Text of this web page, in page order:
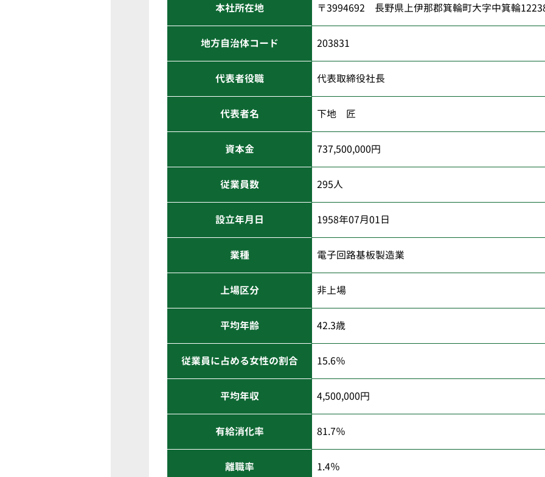
本社所在地 〒3994692 長野県上伊那郡箕輪町大字中箕輪
地方自治体コード 203831
代表者役職 代表取締役社長
代表者名 下地 匠
資本金 737,500,000円
従業員数 295人
設立年月日 1958年07月01日
業種 電子回路基板製造業
上場区分 非上場
平均年齢 42.3歳
従業員に占める女性の割合 15.6％
平均年収 4,500,000円
有給消化率 81.7％
離職率 1.4％